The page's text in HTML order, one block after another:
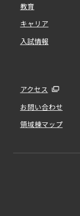
教育
キャリア
入試情報
アクセス
お問い合わせ
領域棟マップ